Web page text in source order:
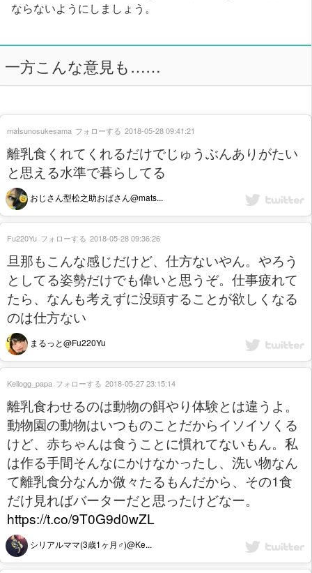
ならないようにしましょう。
一方こんな意見も……
離乳食くれてくれるだけでじゅうぶんありがたい
と思える水準で暮らしてる
おじさん型松之助おばさん@mats...
matsunosukesama フォローする 2018-05-28 09:41:21
旦那もこんな感じだけど、仕方ないやん。やろう
としてる姿勢だけでも偉いと思うぞ。仕事疲れて
たら、なんも考えずに没頭することが欲しくなる
のは仕方ない
まるっと@Fu220Yu
Fu220Yu フォローする 2018-05-28 09:36:26
離乳食わせるのは動物の餌やり体験とは違うよ。
動物園の動物はいつものことだからイソイソくる
けど、赤ちゃんは食うことに慣れてないもん。私
は作る手間そんなにかけなかったし、洗い物なん
て離乳食分なんか微々たるもんだから、その1食
だけ見ればバーターだと思ったけどなー。
https://t.co/9T0G9d0wZL
シリアルママ(3歳1ヶ月♂)@Ke...
Kellogg_papa フォローする 2018-05-27 23:15:14